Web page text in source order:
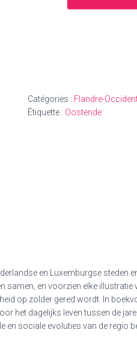
Catégories : Flandre-
Étiquette : Oostende
en Luxemburgse steden
en voorzien elke illustratie
op zolder gered wordt. In
het dagelijks leven tussen de
en sociale evoluties van de regio